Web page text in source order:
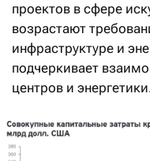
проектов в сфере
возрастают
инфраструктуре и
подчеркивает
центров и